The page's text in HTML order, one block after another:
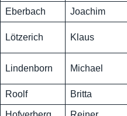
Eberbach Joachim
Lötzerich Klaus
Lindenborn Michael
Roolf Britta